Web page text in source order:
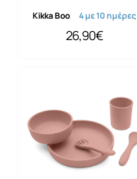
Kikka Boo 4 με 10 ημέρες
26,90€